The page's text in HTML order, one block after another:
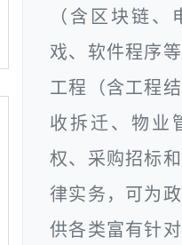
（含区块链
戏、软件程序
工程（含工程
收拆迁、物业
权、采购招标
律实务，可为
供各类富有针